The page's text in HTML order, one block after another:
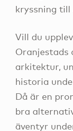
kryssning till
Vill du
Oranjestads
arkitektur,
historia
Då är en
bra
äventyr